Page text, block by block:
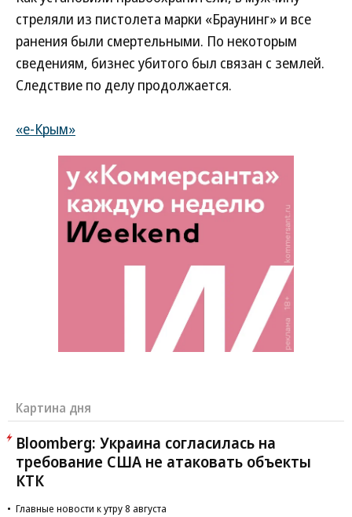
стреляли из пистолета марки «Браунинг» и все
ранения были смертельными. По некоторым
сведениям, бизнес убитого был связан с землей.
Следствие по делу продолжается.
«е-Крым»
Картина дня
Bloomberg: Украина согласилась на
требование США не атаковать объекты
КТК
Главные новости к утру 8 августа